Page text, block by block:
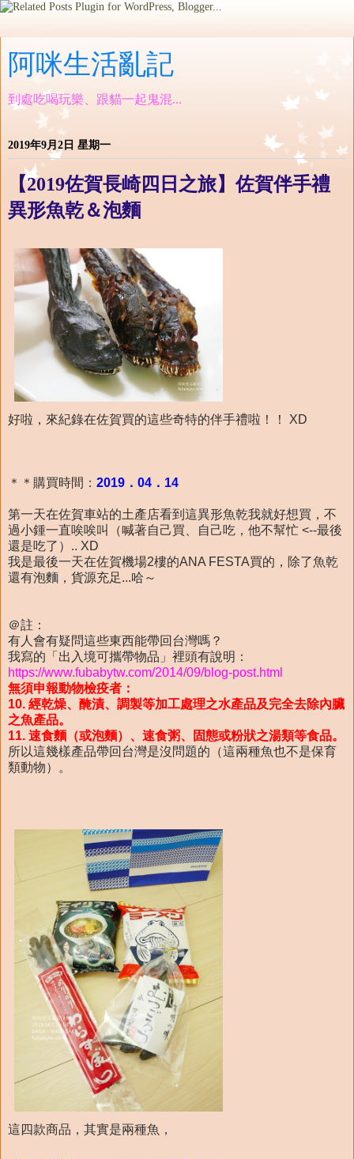
阿咪生活亂記
到處吃喝玩樂、跟貓一起鬼混...
2019年9月2日 星期一
【2019佐賀長崎四日之旅】佐賀伴手禮
異形魚乾＆泡麵
好啦，來紀錄在佐賀買的這些奇特的伴手禮啦！！ XD
＊＊購買時間： 2019．04．14
第一天在佐賀車站的土產店看到這異形魚乾我就好想買，不
過小鍾一直唉唉叫（喊著自己買、自己吃，他不幫忙 <--最後
還是吃了）.. XD
我是最後一天在佐賀機場2樓的ANA FESTA買的，除了魚乾
還有泡麵，貨源充足...哈～
＠註：
有人會有疑問這些東西能帶回台灣嗎？
我寫的「出入境可攜帶物品」裡頭有說明：
https://www.fubabytw.com/2014/09/blog-post.html
無須申報動物檢疫者：
10. 經乾燥、醃漬、調製等加工處理之水產品及完全去除內臟
之魚產品。
11. 速食麵（或泡麵）、速食粥、固態或粉狀之湯類等食品。
所以這幾樣產品帶回台灣是沒問題的（這兩種魚也不是保育
類動物）。
這四款商品，其實是兩種魚，